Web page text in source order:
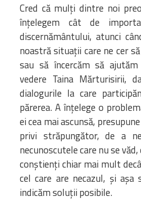
Parohiilor
CONTACT
Cred că mulți dintre noi
înțelegem cât de
discernământului, atunci
noastră situații care ne cer
sau să încercăm să
vedere Taina Mărturisirii,
dialogurile la care
părerea. A înțelege o
ei cea mai ascunsă,
privi străpungător, de a
necunoscutele care nu se
conștienți chiar mai mult
cel care are necazul, și așa
indicăm soluții posibile.